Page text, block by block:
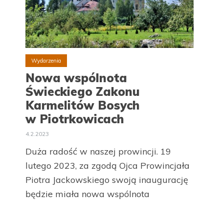
Wydarzenia
Nowa wspólnota
Świeckiego Zakonu
Karmelitów Bosych
w Piotrkowicach
4.2.2023
Duża radość w naszej prowincji. 19
lutego 2023, za zgodą Ojca Prowincjała
Piotra Jackowskiego swoją inaugurację
będzie miała nowa wspólnota